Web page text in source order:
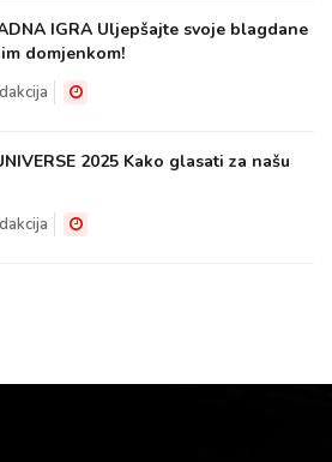
IGRA Uljepšajte svoje blagdane
domjenkom!
2025 Kako glasati za našu